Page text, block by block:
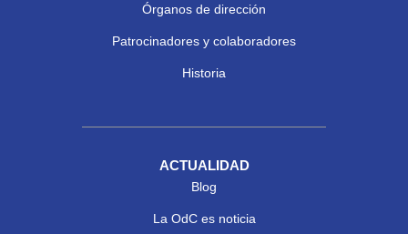
Órganos de dirección
Patrocinadores y colaboradores
Historia
ACTUALIDAD
Blog
La OdC es noticia